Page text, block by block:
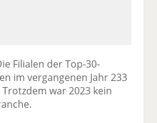
Filialen der Top-30-
im vergangenen Jahr 233
war 2023 kein